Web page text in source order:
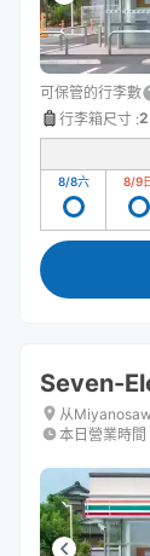
可保管的行李數
行李箱尺寸 :2
8/8六 8/9
Seven-
从
本日營業時間